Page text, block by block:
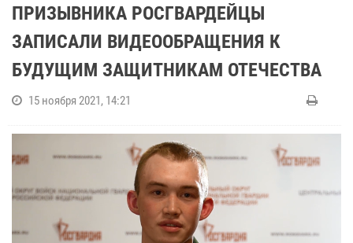
ПРИЗЫВНИКА РОСГВАРДЕЙЦЫ
ЗАПИСАЛИ ВИДЕООБРАЩЕНИЯ К
БУДУЩИМ ЗАЩИТНИКАМ ОТЕЧЕСТВА
15 ноября 2021, 14:21